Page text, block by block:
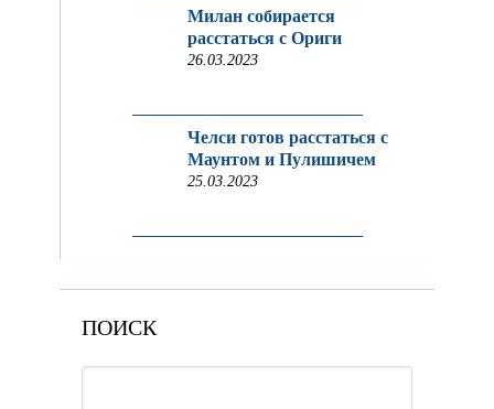
Милан собирается
расстаться с Ориги
26.03.2023
Челси готов расстаться с
Маунтом и Пулишичем
25.03.2023
ПОИСК